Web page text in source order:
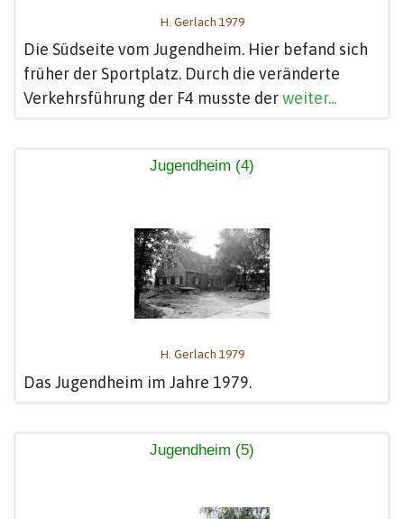
H. Gerlach 1979
Die Südseite vom Jugendheim. Hier befand sich
früher der Sportplatz. Durch die veränderte
Verkehrsführung der F4 musste derweiter...
Jugendheim (4)
H. Gerlach 1979
Das Jugendheim im Jahre 1979.
Jugendheim (5)